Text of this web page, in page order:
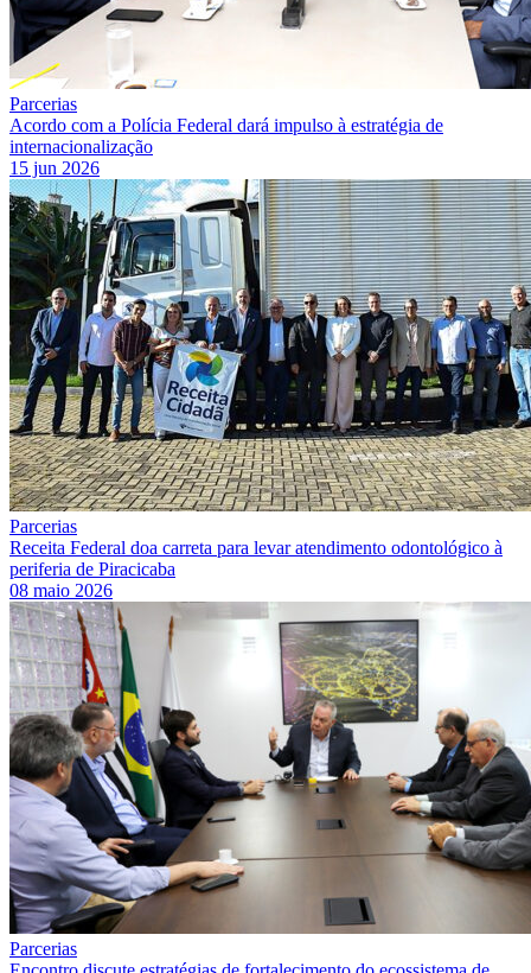
Parcerias
Acordo com a Polícia Federal dará impulso à estratégia de
internacionalização
15 jun 2026
Parcerias
Receita Federal doa carreta para levar atendimento odontológico à
periferia de Piracicaba
08 maio 2026
Parcerias